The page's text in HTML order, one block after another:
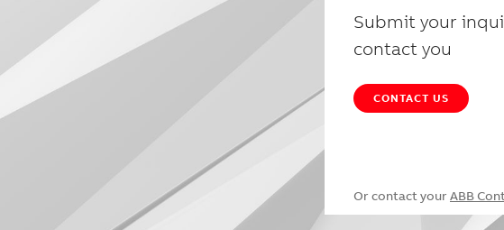
Submit your
contact you
CONTACT US
Or contact your ABB